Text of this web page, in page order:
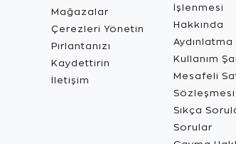
Mağazalar
Çerezleri Yönetin
Pırlantanızı
Kaydettirin
İletişim
İşlenmesi
Hakkında
Aydınlatma
Kullanım
Mesafeli
Sözleşmesi
Sıkça
Sorular